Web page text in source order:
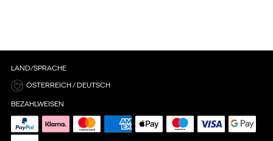
LAND/SPRACHE
ÖSTERREICH / DEUTSCH
BEZAHLWEISEN